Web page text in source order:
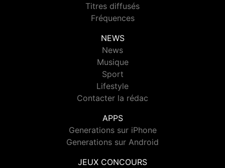
Titres diffusés
Fréquences
NEWS
News
Musique
Sport
Lifestyle
Contacter la rédac
APPS
Generations sur iPhone
Generations sur Android
JEUX CONCOURS